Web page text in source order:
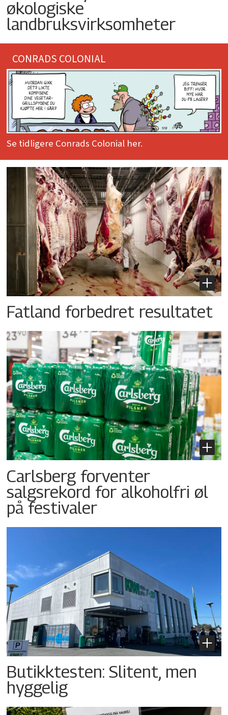
økologiske
landbruksvirksomheter
CONRADS COLONIAL
Se tidligere Conrads Colonial her.
Fatland forbedret resultatet
Carlsberg forventer
salgsrekord for alkoholfri øl
på festivaler
Butikktesten: Slitent, men
hyggelig